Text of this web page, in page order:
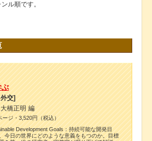
ル順です。
ぶ
交]
橋正明 編
ージ・3,520円（税込）
Development Goals：持続可能な開発目
今日の世界にどのような意義をもつのか。目標